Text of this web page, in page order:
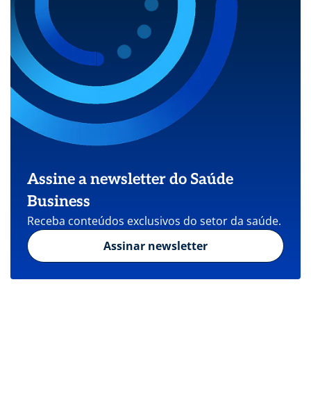
Assine a newsletter do Saúde
Business
Receba conteúdos exclusivos do setor da saúde.
Assinar newsletter